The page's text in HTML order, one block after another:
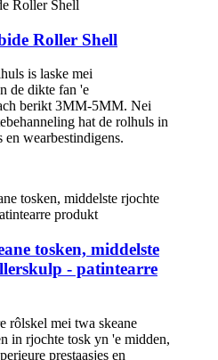
Roller Shell
is laske mei
de dikte fan 'e
berikt 3MM-5MM. Nei
hat de rolhuls in
en wearbestindigens.
tosken, middelste
- patintearre
rôlskel mei twa skeane
in rjochte tosk yn 'e midden,
prestaasjes en